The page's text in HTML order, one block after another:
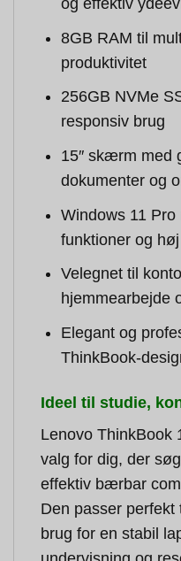
og effektiv
8GB RAM til
produktivitet
256GB NVMe
responsiv brug
15″ skærm med
dokumenter og
Windows 11
funktioner og
Velegnet til
hjemmearbejde
Elegant og
ThinkBook-
Ideel til studie,
Lenovo ThinkBook
valg for dig, der
effektiv bærbar
Den passer
brug for en stabil